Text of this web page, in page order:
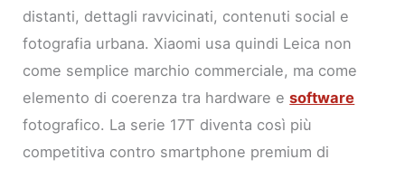
distanti, dettagli ravvicinati, contenuti social e
fotografia urbana. Xiaomi usa quindi Leica non
come semplice marchio commerciale, ma come
elemento di coerenza tra hardware esoftware
fotografico. La serie 17T diventa così più
competitiva contro smartphone premium di